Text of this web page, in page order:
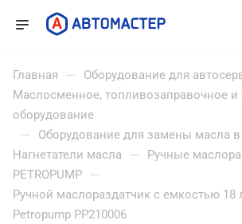
Главная — Оборудование для
Маслосменное, топливозаправочное и
оборудование
— Оборудование для замены масла в
Нагнетатели масла — Ручные
PETROPUMP —
Ручной маслораздатчик с емкостью 18
Petropump PP210006